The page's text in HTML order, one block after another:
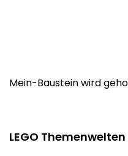
Mein-Baustein wird
LEGO Themenwelten